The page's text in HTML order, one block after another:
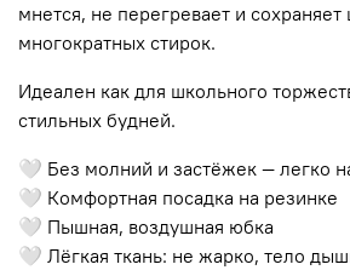
мнется, не перегревает и
многократных стирок.
Идеален как для школьного
стильных будней.
🤍 Без молний и застёжек — легко
🤍 Комфортная посадка на резинке
🤍 Пышная, воздушная юбка
🤍 Лёгкая ткань: не жарко, тело